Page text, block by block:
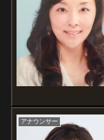
アナウンサー